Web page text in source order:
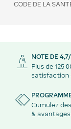
CODE DE LA
NOTE DE
Plus de 125
satisfaction
Cumulez
&